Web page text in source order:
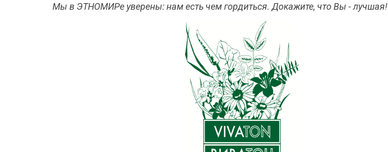
Мы в ЭТНОМИРе уверены: нам есть чем гордиться. Докажите, что Вы - лучшая!